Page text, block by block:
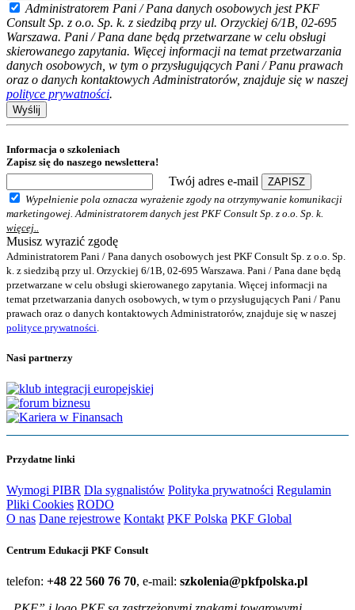
Administratorem Pani / Pana danych osobowych jest PKF
Consult Sp. z o.o. Sp. k. z siedzibą przy ul. Orzyckiej 6/1B, 02-695
Warszawa. Pani / Pana dane będą przetwarzane w celu obsługi
skierowanego zapytania. Więcej informacji na temat przetwarzania
danych osobowych, w tym o przysługujących Pani / Panu prawach
oraz o danych kontaktowych Administratorów, znajduje się w naszej
polityce prywatności.
Wyślij
Informacja o szkoleniach
Zapisz się do naszego newslettera!
Twój adres e-mail
ZAPISZ
Wypełnienie pola oznacza wyrażenie zgody na otrzymywanie komunikacji
marketingowej. Administratorem danych jest PKF Consult Sp. z o.o. Sp. k.
więcej..
Musisz wyrazić zgodę
Administratorem Pani / Pana danych osobowych jest PKF Consult Sp. z o.o. Sp.
k. z siedzibą przy ul. Orzyckiej 6/1B, 02-695 Warszawa. Pani / Pana dane będą
przetwarzane w celu obsługi skierowanego zapytania. Więcej informacji na
temat przetwarzania danych osobowych, w tym o przysługujących Pani / Panu
prawach oraz o danych kontaktowych Administratorów, znajduje się w naszej
polityce prywatności
Nasi partnerzy
Przydatne linki
Wymogi PIBR Dla sygnalistów Polityka prywatności Regulamin
Pliki Cookies RODO
O nas Dane rejestrowe Kontakt PKF Polska PKF Global
Centrum Edukacji PKF Consult
telefon: +48 22 560 76 70, e-mail: szkolenia@pkfpolska.pl